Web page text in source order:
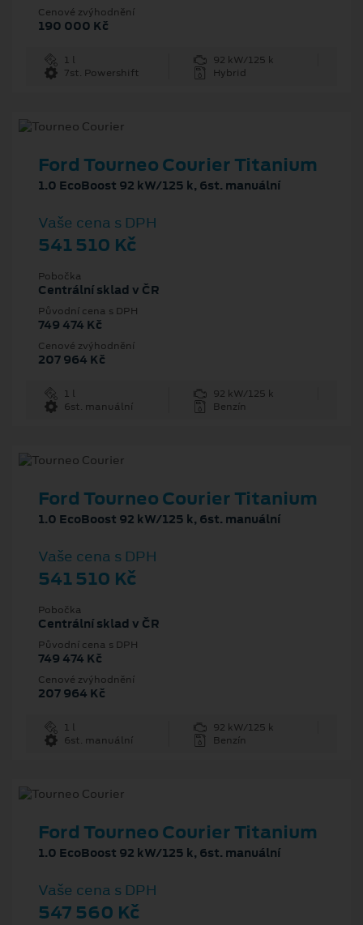
Cenové zvýhodnění
190 000 Kč
1 l
92 kW/125 k
7st. Powershift
Hybrid
Ford Tourneo Courier Titanium
1.0 EcoBoost 92 kW/125 k, 6st. manuální
Vaše cena s DPH
541 510 Kč
Pobočka
Centrální sklad v ČR
Původní cena s DPH
749 474 Kč
Cenové zvýhodnění
207 964 Kč
1 l
92 kW/125 k
6st. manuální
Benzín
Ford Tourneo Courier Titanium
1.0 EcoBoost 92 kW/125 k, 6st. manuální
Vaše cena s DPH
541 510 Kč
Pobočka
Centrální sklad v ČR
Původní cena s DPH
749 474 Kč
Cenové zvýhodnění
207 964 Kč
1 l
92 kW/125 k
6st. manuální
Benzín
Ford Tourneo Courier Titanium
1.0 EcoBoost 92 kW/125 k, 6st. manuální
Vaše cena s DPH
547 560 Kč